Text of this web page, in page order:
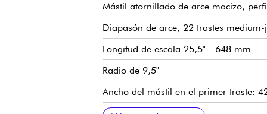
Mástil atornillado de arce macizo,
Diapasón de arce, 22 trastes
Longitud de escala 25,5" - 648 mm
Radio de 9,5"
Ancho del mástil en el primer traste:
Pastilla de bobina simple Fender
Circuito pasivo Fender Silent System
Volumen
Tono con circuito Greasebucket
Selector de pastillas de 3 posiciones
Puente tradicional Fender de 3
Clavijas de afinación Fender Deluxe
Cejuela de hueso sintético
Acabado brillante del cuerpo
Acabado satinado del mástil
Se vende con funda Fender Deluxe
Tensores de cuerdas recomendados